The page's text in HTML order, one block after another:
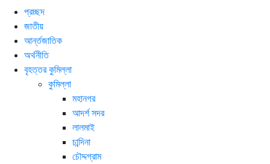
প্রচ্ছদ
জাতীয়
আর্ন্তজাতিক
অর্থনীতি
বৃহত্তর কুমিল্লা
কুমিল্লা
মহানগর
আদর্শ সদর
লালমাই
চান্দিনা
চৌদ্দগ্রাম